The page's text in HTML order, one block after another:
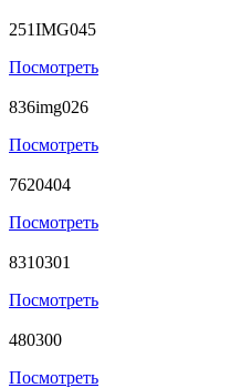
251IMG045
Посмотреть
836img026
Посмотреть
7620404
Посмотреть
8310301
Посмотреть
480300
Посмотреть